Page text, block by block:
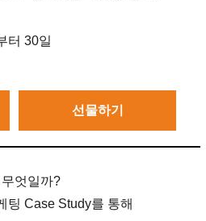
터 30일
선물하기
엇일까?
팅 Case Study를 통해